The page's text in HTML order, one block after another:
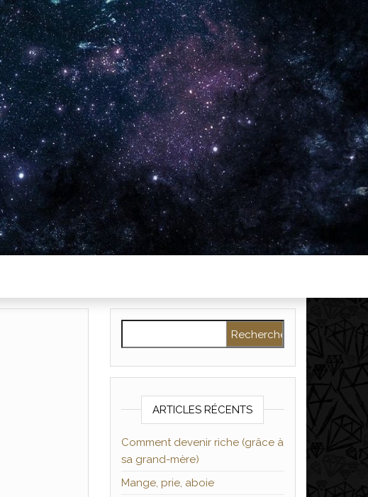
ARTICLES RÉCENTS
Comment devenir riche (grâce à
sa grand-mère)
Mange, prie, aboie